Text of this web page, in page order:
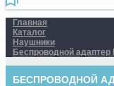
Главная
Каталог
Наушники
Беспроводной
БЕСПРОВОДНОЙ